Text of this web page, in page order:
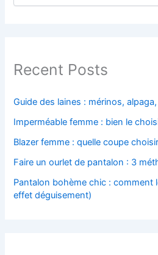
Recent Posts
Guide des laines : mérinos,
Imperméable femme : bien le
Blazer femme : quelle coupe
Faire un ourlet de pantalon : 3
Pantalon bohème chic : comment
effet déguisement)